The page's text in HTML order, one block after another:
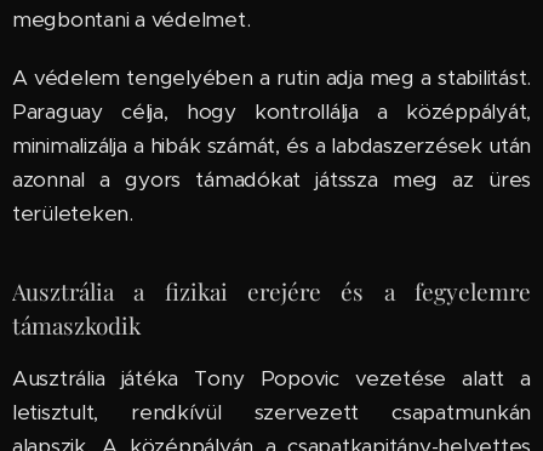
megbontani a védelmet.
A védelem tengelyében a rutin adja meg a stabilitást.
Paraguay célja, hogy kontrollálja a középpályát,
minimalizálja a hibák számát, és a labdaszerzések után
azonnal a gyors támadókat játssza meg az üres
területeken.
Ausztrália a fizikai erejére és a fegyelemre
támaszkodik
Ausztrália játéka Tony Popovic vezetése alatt a
letisztult, rendkívül szervezett csapatmunkán
alapszik. A középpályán a csapatkapitány-helyettes